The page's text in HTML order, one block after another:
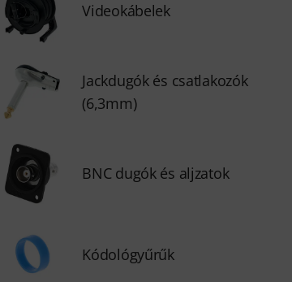
Videokábelek
Jackdugók és csatlakozók
(6,3mm)
BNC dugók és aljzatok
Kódológyűrűk